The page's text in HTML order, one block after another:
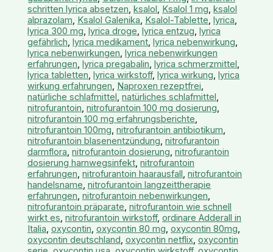
schritten lyrica absetzen,ksalol, Ksalol 1 mg,ksalol
alprazolam, Ksalol Galenika, Ksalol-Tablette,lyrica,
lyrica 300 mg,lyrica droge,lyrica entzug,lyrica
gefährlich,lyrica medikament,lyrica nebenwirkung,
lyrica nebenwirkungen,lyrica nebenwirkungen
erfahrungen,lyrica pregabalin,lyrica schmerzmittel,
lyrica tabletten,lyrica wirkstoff,lyrica wirkung,lyrica
wirkung erfahrungen, Naproxen rezeptfrei,
natürliche schlafmittel,natürliches schlafmittel,
nitrofurantoin,nitrofurantoin 100 mg dosierung,
nitrofurantoin 100 mg erfahrungsberichte,
nitrofurantoin 100mg,nitrofurantoin antibiotikum,
nitrofurantoin blasenentzündung,nitrofurantoin
darmflora,nitrofurantoin dosierung,nitrofurantoin
dosierung harnwegsinfekt,nitrofurantoin
erfahrungen,nitrofurantoin haarausfall,nitrofurantoin
handelsname,nitrofurantoin langzeittherapie
erfahrungen,nitrofurantoin nebenwirkungen,
nitrofurantoin präparate,nitrofurantoin wie schnell
wirkt es,nitrofurantoin wirkstoff,ordinare Adderall in
Italia,oxycontin,oxycontin 80 mg,oxycontin 80mg,
oxycontin deutschland,oxycontin netflix,oxycontin